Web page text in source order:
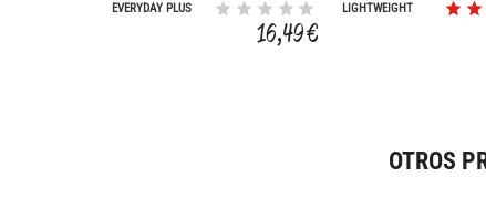
EVERYDAY PLUS
16,49 €
LIGHTWEIGHT
OTROS